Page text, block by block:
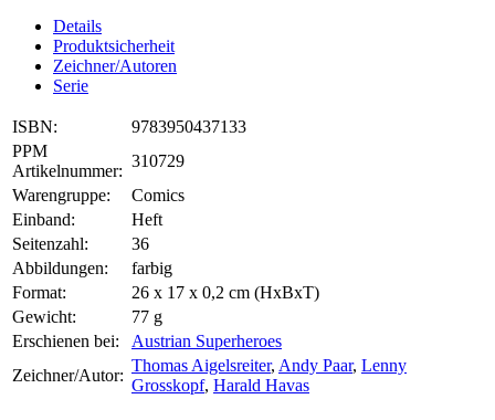
Details
Produktsicherheit
Zeichner/Autoren
Serie
ISBN:
9783950437133
PPM
Artikelnummer:
310729
Warengruppe:
Comics
Einband:
Heft
Seitenzahl:
36
Abbildungen:
farbig
Format:
26 x 17 x 0,2 cm (HxBxT)
Gewicht:
77 g
Erschienen bei:
Austrian Superheroes
Zeichner/Autor:
Thomas Aigelsreiter, Andy Paar, Lenny
Grosskopf, Harald Havas